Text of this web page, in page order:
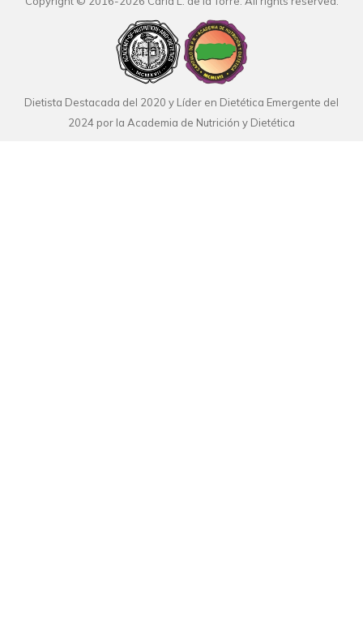
Dietista Destacada del 2020 y Líder en Dietética Emergente del
2024 por la Academia de Nutrición y Dietética